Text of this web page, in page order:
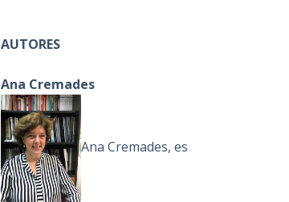
AUTORES
Ana Cremades
Ana Cremades, es